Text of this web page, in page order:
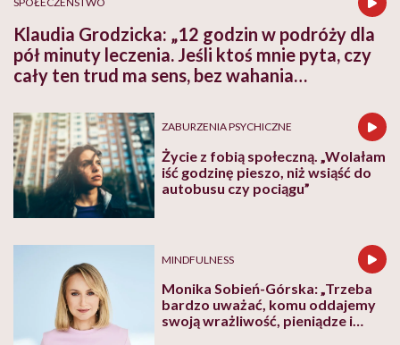
Klaudia Grodzicka: „12 godzin w podróży dla
pół minuty leczenia. Jeśli ktoś mnie pyta, czy
cały ten trud ma sens, bez wahania
ZABURZENIA PSYCHICZNE
Życie z fobią społeczną. „Wolałam
iść godzinę pieszo, niż wsiąść do
autobusu czy pociągu”
MINDFULNESS
Monika Sobień-Górska: „Trzeba
bardzo uważać, komu oddajemy
swoją wrażliwość, pieniądze i